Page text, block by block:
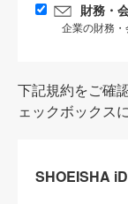
財務・
企業の財務
下記規約をご確
ェックボックス
SHOEISHA